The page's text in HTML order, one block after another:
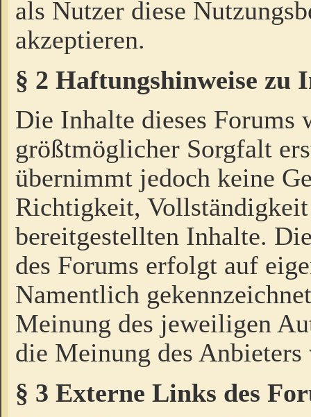
als Nutzer diese
akzeptieren.
§ 2 Haftungshinweise zu
Die Inhalte dieses Forums
größtmöglicher Sorgfalt
übernimmt jedoch keine
Richtigkeit,
bereitgestellten Inhalte.
des Forums erfolgt auf
Namentlich
Meinung des jeweiligen
die Meinung des Anbieters
§ 3 Externe Links des